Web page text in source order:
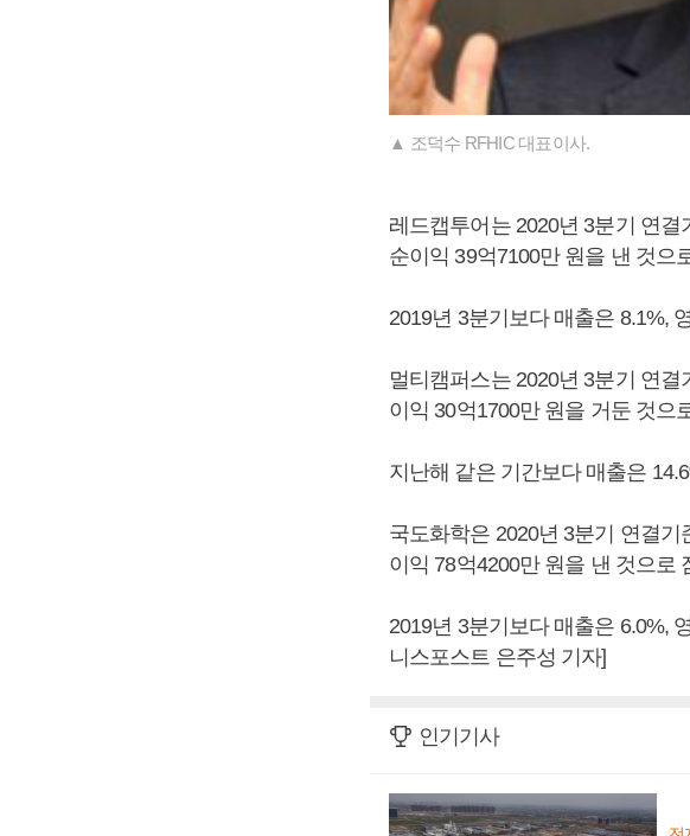
▲ 조덕수 RFHIC 대표이사.
레드캡투어는 2020년 3분기 연
순이익 39억7100만 원을 낸 것으
2019년 3분기보다 매출은 8.1%,
멀티캠퍼스는 2020년 3분기 연
이익 30억1700만 원을 거둔 것으
지난해 같은 기간보다 매출은
국도화학은 2020년 3분기 연결
이익 78억4200만 원을 낸 것으로
2019년 3분기보다 매출은 6.0%,
니스포스트 은주성 기자]
인기기사